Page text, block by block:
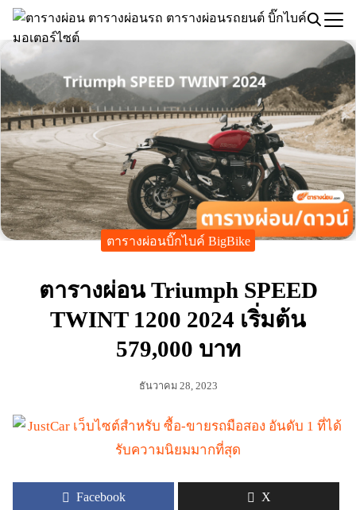
Skip
Search
for:
ตารางผ่อนบิ๊กไบค์ BigBike
ตารางผ่อน Triumph SPEED
TWINT 1200 2024 เริ่มต้น
579,000 บาท
ธันวาคม 28, 2023
Facebook X